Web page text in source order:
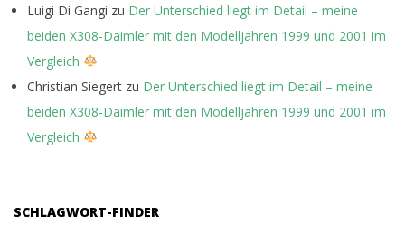
Luigi Di Gangi zu Der Unterschied liegt im Detail – meine
beiden X308-Daimler mit den Modelljahren 1999 und 2001 im
Vergleich
Christian Siegert zu Der Unterschied liegt im Detail – meine
beiden X308-Daimler mit den Modelljahren 1999 und 2001 im
Vergleich
SCHLAGWORT-FINDER